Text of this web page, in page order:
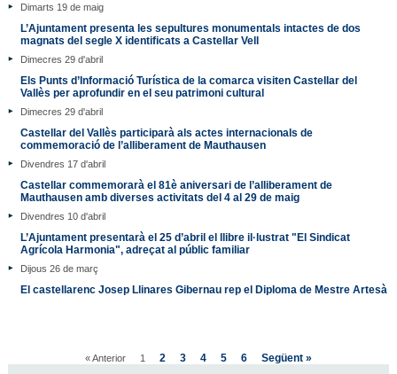
Dimarts 19 de maig
L’Ajuntament presenta les sepultures monumentals intactes de dos
magnats del segle X identificats a Castellar Vell
Dimecres 29 d'abril
Els Punts d’Informació Turística de la comarca visiten Castellar del
Vallès per aprofundir en el seu patrimoni cultural
Dimecres 29 d'abril
Castellar del Vallès participarà als actes internacionals de
commemoració de l’alliberament de Mauthausen
Divendres 17 d'abril
Castellar commemorarà el 81è aniversari de l’alliberament de
Mauthausen amb diverses activitats del 4 al 29 de maig
Divendres 10 d'abril
L’Ajuntament presentarà el 25 d’abril el llibre il·lustrat "El Sindicat
Agrícola Harmonia", adreçat al públic familiar
Dijous 26 de març
El castellarenc Josep Llinares Gibernau rep el Diploma de Mestre Artesà
« Anterior 1 2 3 4 5 6 Següent »